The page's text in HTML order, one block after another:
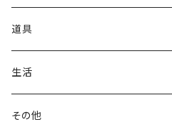
結婚式
父の日
節分
北欧
天使
シニア
おばけ
山
木
川
野バラ
牡丹
ひまわり
チンパンジー
トリ
ツル
サカナ
アイス
スイカ
イチゴ
和食
お雑煮
鏡餅
野菜
ナス
飲み物
車
道具
ファッション
サングラス
文房具
生活
花粉症
その他